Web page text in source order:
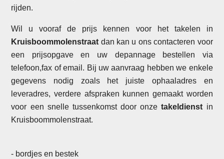
rijden.
Wil u vooraf de prijs kennen voor het takelen in
Kruisboommolenstraat dan kan u ons contacteren voor
een prijsopgave en uw depannage bestellen via
telefoon,fax of email. Bij uw aanvraag hebben we enkele
gegevens nodig zoals het juiste ophaaladres en
leveradres, verdere afspraken kunnen gemaakt worden
voor een snelle tussenkomst door onzetakeldienst in
Kruisboommolenstraat.
- bordjes en bestek